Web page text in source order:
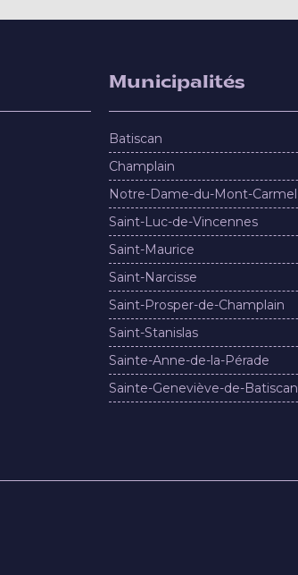
Municipalités
Batiscan
Champlain
Notre-Dame-du-Mont-Carmel
Saint-Luc-de-Vincennes
Saint-Maurice
Saint-Narcisse
Saint-Prosper-de-Champlain
Saint-Stanislas
Sainte-Anne-de-la-Pérade
Sainte-Geneviève-de-Batiscan